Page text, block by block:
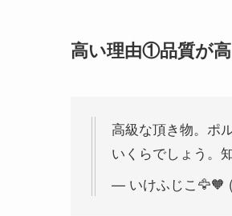
高い理由①品質が
高級な頂き物。ポ
いくらでしょう。
— いけふじこ🦅🧡